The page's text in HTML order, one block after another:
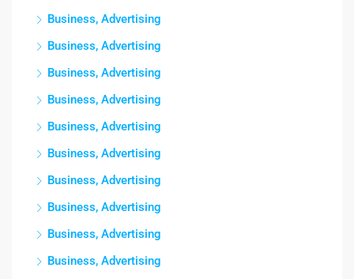
Business, Advertising
Business, Advertising
Business, Advertising
Business, Advertising
Business, Advertising
Business, Advertising
Business, Advertising
Business, Advertising
Business, Advertising
Business, Advertising